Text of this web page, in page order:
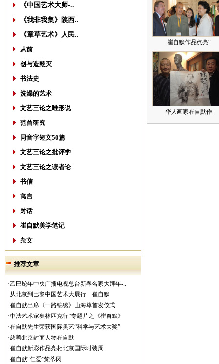
《中国艺术大师-..
《我非我集》陕西..
《章草艺术》人民..
从前
创与造毁灭
书法史
洗澡的艺术
文艺三论之唯形说
范曾研究
同音字短文50篇
文艺三论之批评学
文艺三论之读者论
书信
寓言
对话
崔自默美学笔记
杂文
推荐文章
·乙巳蛇年中央广播电视总台新春名家大拜年-..
·从北京到巴黎中国艺术大展行—崔自默
·崔自默出席《一路锦绣》山海尊首发仪式
·中法艺术家奥林匹克行”专题片之《崔自默》
·崔自默先生荣获国际奥艺“科学与艺术大奖”
·慈善北京封面人物崔自默
·崔自默新彩作品亮相北京国际时装周
·崔自默“仁爱”梵蒂冈
崔自默作品点亮“
华人画家崔自默作